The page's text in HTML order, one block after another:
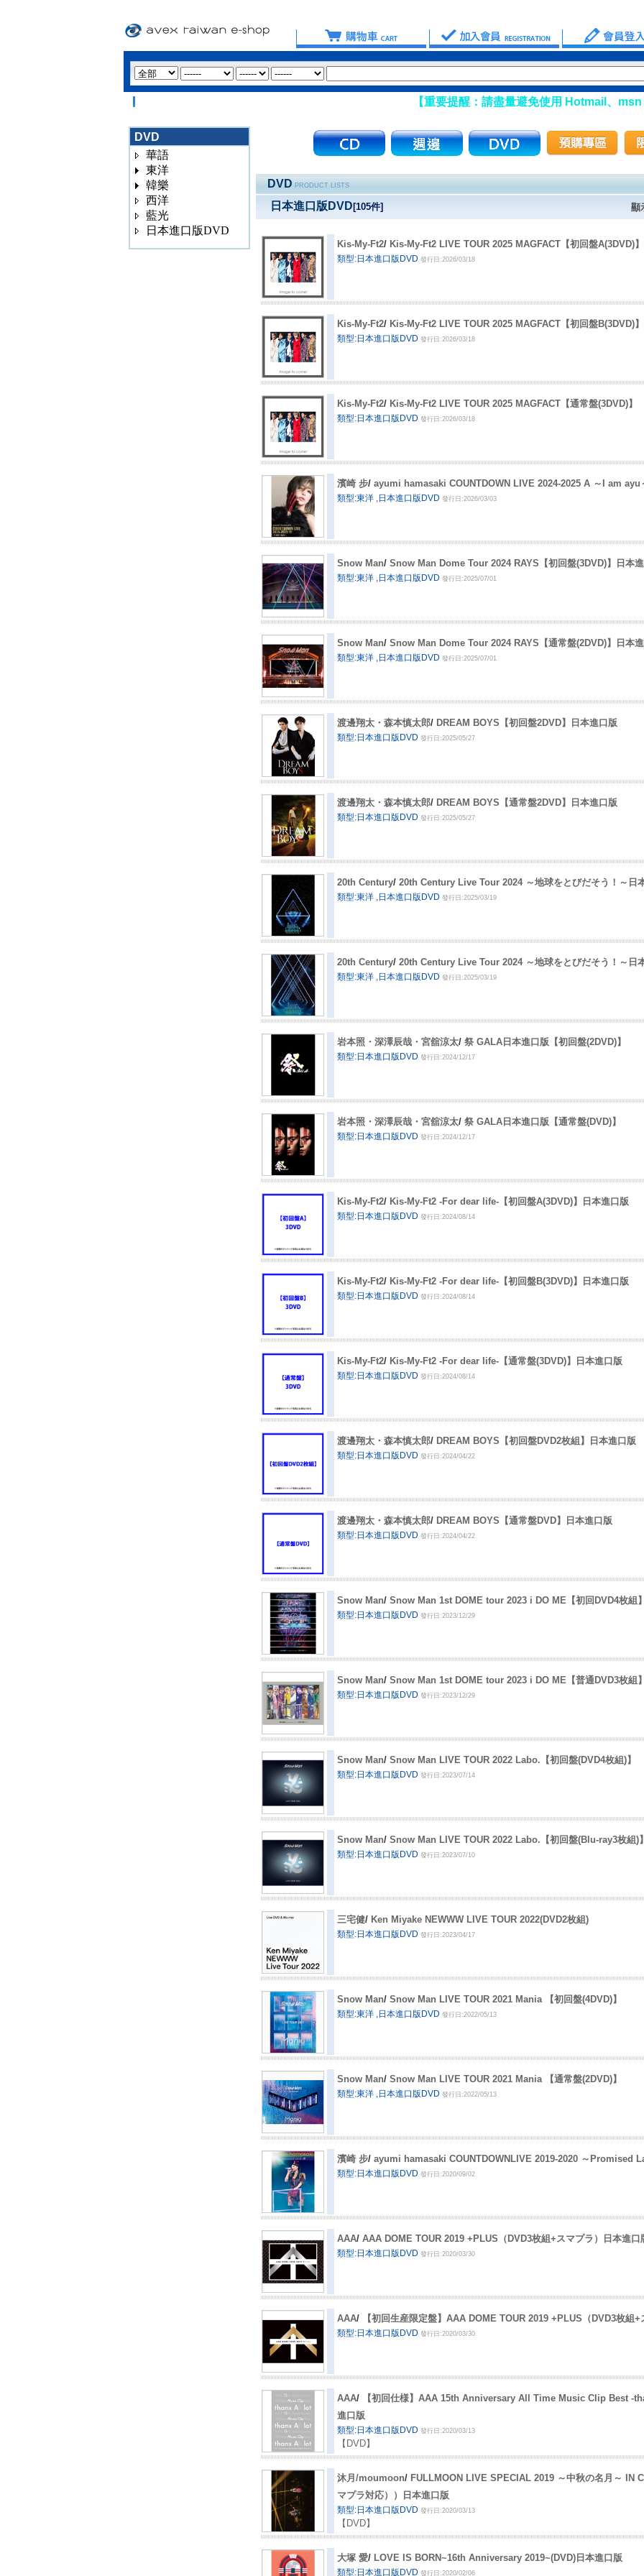
【重要提醒：請盡量避免使用 Hotmail、msn 信箱註
DVD
華語
東洋
韓樂
西洋
藍光
日本進口版DVD
DVD PRODUCT LISTS
日本進口版DVD [105件] 顯
Kis-My-Ft2/ Kis-My-Ft2 LIVE TOUR 2025 MAGFACT【初回盤A(3DVD)】
類型:日本進口版DVD 發行日:2026/03/18
Kis-My-Ft2/ Kis-My-Ft2 LIVE TOUR 2025 MAGFACT【初回盤B(3DVD)】
類型:日本進口版DVD 發行日:2026/03/18
Kis-My-Ft2/ Kis-My-Ft2 LIVE TOUR 2025 MAGFACT【通常盤(3DVD)】
類型:日本進口版DVD 發行日:2026/03/18
濱崎 步/ ayumi hamasaki COUNTDOWN LIVE 2024-2025 A ～I am ayu
類型:東洋 ,日本進口版DVD 發行日:2026/03/03
Snow Man/ Snow Man Dome Tour 2024 RAYS【初回盤(3DVD)】日本
類型:東洋 ,日本進口版DVD 發行日:2025/07/01
Snow Man/ Snow Man Dome Tour 2024 RAYS【通常盤(2DVD)】日本
類型:東洋 ,日本進口版DVD 發行日:2025/07/01
渡邊翔太・森本慎太郎/ DREAM BOYS【初回盤2DVD】日本進口版
類型:日本進口版DVD 發行日:2025/05/27
渡邊翔太・森本慎太郎/ DREAM BOYS【通常盤2DVD】日本進口版
類型:日本進口版DVD 發行日:2025/05/27
20th Century/ 20th Century Live Tour 2024 ～地球をとびだそう！～日
類型:東洋 ,日本進口版DVD 發行日:2025/03/19
20th Century/ 20th Century Live Tour 2024 ～地球をとびだそう！～日
類型:東洋 ,日本進口版DVD 發行日:2025/03/19
岩本照・深澤辰哉・宮舘涼太/ 祭 GALA日本進口版【初回盤(2DVD)】
類型:日本進口版DVD 發行日:2024/12/17
岩本照・深澤辰哉・宮舘涼太/ 祭 GALA日本進口版【通常盤(DVD)】
類型:日本進口版DVD 發行日:2024/12/17
Kis-My-Ft2/ Kis-My-Ft2 -For dear life-【初回盤A(3DVD)】日本進口版
類型:日本進口版DVD 發行日:2024/08/14
Kis-My-Ft2/ Kis-My-Ft2 -For dear life-【初回盤B(3DVD)】日本進口版
類型:日本進口版DVD 發行日:2024/08/14
Kis-My-Ft2/ Kis-My-Ft2 -For dear life-【通常盤(3DVD)】日本進口版
類型:日本進口版DVD 發行日:2024/08/14
渡邊翔太・森本慎太郎/ DREAM BOYS【初回盤DVD2枚組】日本進口版
類型:日本進口版DVD 發行日:2024/04/22
渡邊翔太・森本慎太郎/ DREAM BOYS【通常盤DVD】日本進口版
類型:日本進口版DVD 發行日:2024/04/22
Snow Man/ Snow Man 1st DOME tour 2023 i DO ME【初回DVD4枚組
類型:日本進口版DVD 發行日:2023/12/29
Snow Man/ Snow Man 1st DOME tour 2023 i DO ME【普通DVD3枚組
類型:日本進口版DVD 發行日:2023/12/29
Snow Man/ Snow Man LIVE TOUR 2022 Labo.【初回盤(DVD4枚組)】
類型:日本進口版DVD 發行日:2023/07/14
Snow Man/ Snow Man LIVE TOUR 2022 Labo.【初回盤(Blu-ray3枚組)】
類型:日本進口版DVD 發行日:2023/07/10
三宅健/ Ken Miyake NEWWW LIVE TOUR 2022(DVD2枚組)
類型:日本進口版DVD 發行日:2023/04/17
Snow Man/ Snow Man LIVE TOUR 2021 Mania 【初回盤(4DVD)】
類型:東洋 ,日本進口版DVD 發行日:2022/05/13
Snow Man/ Snow Man LIVE TOUR 2021 Mania 【通常盤(2DVD)】
類型:東洋 ,日本進口版DVD 發行日:2022/05/13
濱崎 步/ ayumi hamasaki COUNTDOWNLIVE 2019-2020 ～Promised
類型:日本進口版DVD 發行日:2020/09/02
AAA/ AAA DOME TOUR 2019 +PLUS（DVD3枚組+スマプラ）日本進口
類型:日本進口版DVD 發行日:2020/03/30
AAA/ 【初回生産限定盤】AAA DOME TOUR 2019 +PLUS（DVD3枚組
類型:日本進口版DVD 發行日:2020/03/30
AAA/
【初回仕様】AAA 15th Anniversary All Time Music Clip Best -
進口版
類型:日本進口版DVD 發行日:2020/03/13
【DVD】
沐月/moumoon/ FULLMOON LIVE SPECIAL 2019 ～中秋の名月～ IN
マプラ対応））日本進口版
類型:日本進口版DVD 發行日:2020/03/13
【DVD】
大塚 愛/ LOVE IS BORN~16th Anniversary 2019~(DVD)日本進口版
類型:日本進口版DVD 發行日:2020/02/06